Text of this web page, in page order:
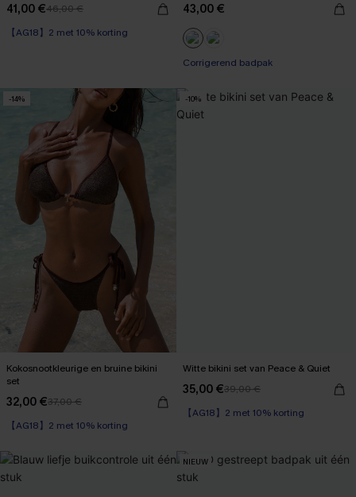
41,00 €46,00 €
【AG18】2 met 10% korting
Op voorraad
43,00 €
Corrigerend badpak
-14%
Kokosnootkleurige en bruine bikini
set
32,00 €37,00 €
【AG18】2 met 10% korting
-10%
Witte bikini set van Peace & Quiet
35,00 €39,00 €
【AG18】2 met 10% korting
NIEUW